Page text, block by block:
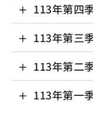
113年第四
113年第三
113年第二
113年第一